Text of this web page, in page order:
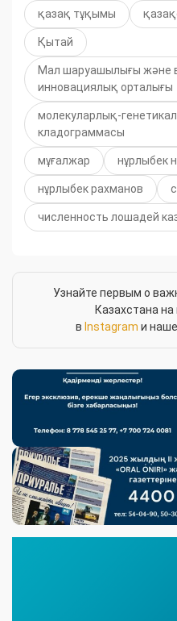
қазақ тұқымы
Қытай
Мал шаруашылығы және
инновациялық орталығы
молекуларлық-
кладограммасы
мұғалжар нұрлыбек
нұрлыбек рахманов
численность лошадей
Узнайте первым о
Казахстана
в Instagram и